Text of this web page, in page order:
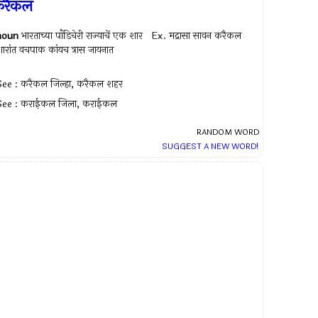
भारताच्या पाँडिचेरी राज्याचें एक शार Ex.मद्रासा सावन करैकल
वचपाक कांयच त्रास जायनात
: करैकल जिल्हा, करैकल शहर
: कराईकल जिला, कराईकल
RANDOM WORD
SUGGEST A NEW WORD!